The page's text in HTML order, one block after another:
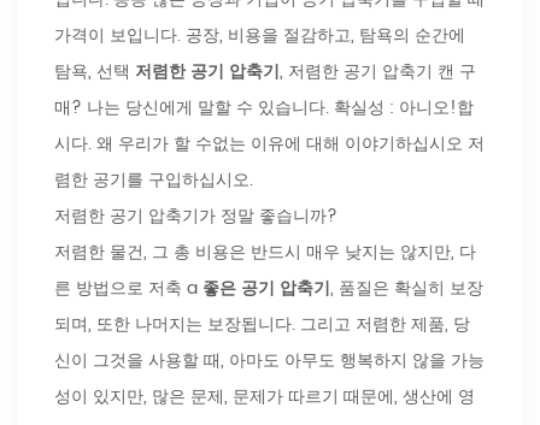
가격이 보입니다. 공장, 비용을 절감하고, 탐욕의 순간에
탐욕, 선택 저렴한 공기 압축기, 저렴한 공기 압축기 캔 구
매? 나는 당신에게 말할 수 있습니다. 확실성 : 아니오!합
시다. 왜 우리가 할 수없는 이유에 대해 이야기하십시오 저
렴한 공기를 구입하십시오.
저렴한 공기 압축기가 정말 좋습니까?
저렴한 물건, 그 총 비용은 반드시 매우 낮지는 않지만, 다
른 방법으로 저축 a 좋은 공기 압축기, 품질은 확실히 보장
되며, 또한 나머지는 보장됩니다. 그리고 저렴한 제품, 당
신이 그것을 사용할 때, 아마도 아무도 행복하지 않을 가능
성이 있지만, 많은 문제, 문제가 따르기 때문에, 생산에 영